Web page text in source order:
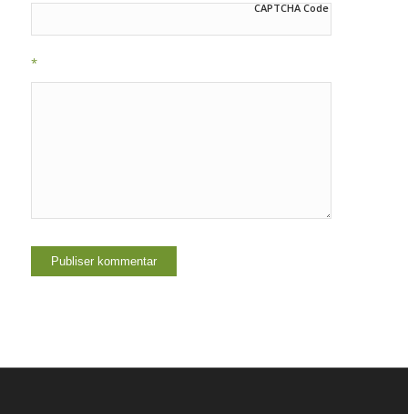
CAPTCHA Code
*